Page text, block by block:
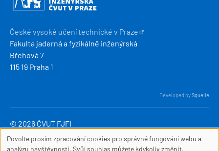
České vysoké učení technické v Praze
Fakulta jaderná a fyzikálně inženýrská
Břehová 7
115 19 Praha 1
Developed bySquelle
© 2026 ČVUT FJFI
webmaster
cvut
cz
(webmaster[at]fjfi[dot]cvut[dot]cz)
SOUBORY
Povolte prosím zpracování cookies pro správné fungování webu a
analýzu návštěvnosti. Svůj souhlas můžete kdykoliv změnit.